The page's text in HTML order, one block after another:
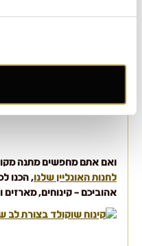
ואם אתם מחפשים מתנה
לחנות האונליין שלנו, הכנו
אהוביכם – קינוחים,